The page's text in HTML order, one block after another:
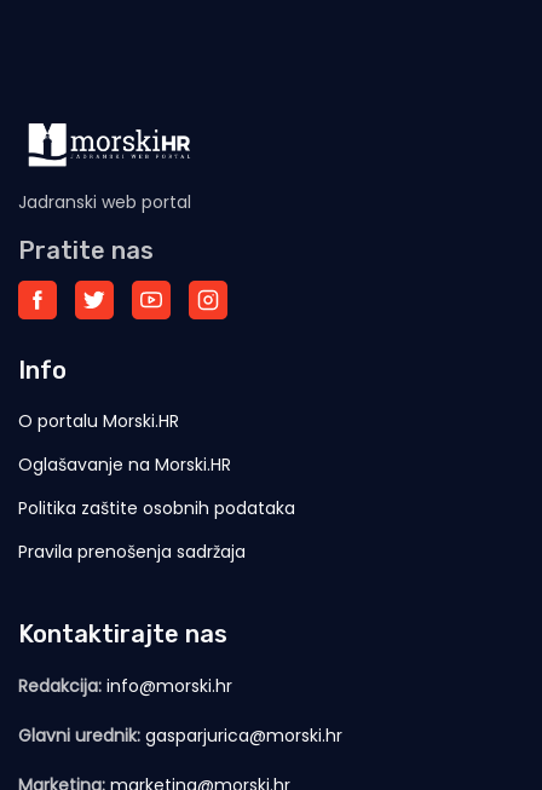
Jadranski web portal
Pratite nas
Info
O portalu Morski.HR
Oglašavanje na Morski.HR
Politika zaštite osobnih podataka
Pravila prenošenja sadržaja
Kontaktirajte nas
Redakcija: info@morski.hr
Glavni urednik: gasparjurica@morski.hr
Marketing: marketing@morski.hr